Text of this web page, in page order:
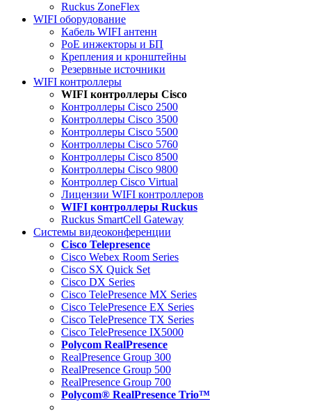
Ruckus ZoneFlex
WIFI оборудование
Кабель WIFI антенн
PoE инжекторы и БП
Крепления и кронштейны
Резервные источники
WIFI контроллеры
WIFI контроллеры Cisco
Контроллеры Cisco 2500
Контроллеры Cisco 3500
Контроллеры Cisco 5500
Контроллеры Cisco 5760
Контроллеры Cisco 8500
Контроллеры Cisco 9800
Контроллер Cisco Virtual
Лицензии WIFI контроллеров
WIFI контроллеры Ruckus
Ruckus SmartCell Gateway
Системы видеоконференции
Cisco Telepresence
Cisco Webex Room Series
Cisco SX Quick Set
Cisco DX Series
Cisco TelePresence MX Series
Cisco TelePresence EX Series
Cisco TelePresence TX Series
Cisco TelePresence IX5000
Polycom RealPresence
RealPresence Group 300
RealPresence Group 500
RealPresence Group 700
Polycom® RealPresence Trio™